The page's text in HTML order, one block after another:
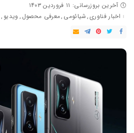
آخرین بروزرسانی: ۱۱ فروردین ۱۴۰۳
اخبار فناوری شیائومی معرفی محصول ویدیو